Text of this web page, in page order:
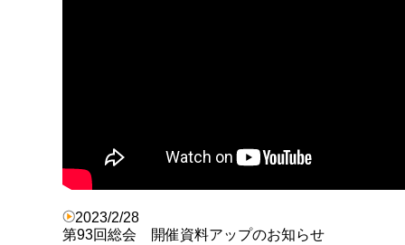
2023/2/28
第93回総会 開催資料アップのお知らせ